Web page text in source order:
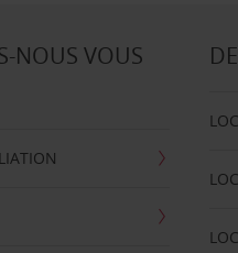
NOUS VOUS